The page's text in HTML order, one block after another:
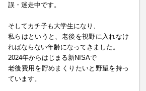
誤・迷走中です。
そしてカチ子も大学生になり、
私らはというと、老後を視野に入れなけ
ればならない年齢になってきました。
2024年からはじまる新NISAで
老後費用を貯めまくりたいと野望を持っ
ています。